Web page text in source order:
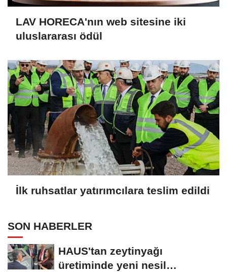
LAV HORECA'nın web sitesine iki
uluslararası ödül
İlk ruhsatlar yatırımcılara teslim edildi
SON HABERLER
HAUS'tan zeytinyağı
üretiminde yeni nesil